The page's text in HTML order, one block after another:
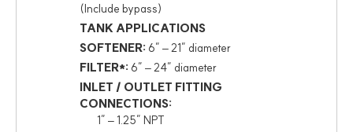
(Include bypass)
TANK APPLICATIONS
SOFTENER: 6″ – 21″ diameter
FILTER*: 6″ – 24″ diameter
INLET / OUTLET FITTING
CONNECTIONS:
1″ – 1.25″ NPT